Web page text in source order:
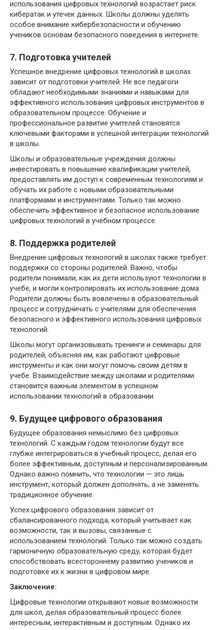
использования цифровых технологий возрастает риск
кибератак и утечек данных. Школы должны уделять
особое внимание кибербезопасности и обучению
учеников основам безопасного поведения в интернете.
7. Подготовка учителей
Успешное внедрение цифровых технологий в школах
зависит от подготовки учителей. Не все педагоги
обладают необходимыми знаниями и навыками для
эффективного использования цифровых инструментов в
образовательном процессе. Обучение и
профессиональное развитие учителей становятся
ключевыми факторами в успешной интеграции технологий
в школы.
Школы и образовательные учреждения должны
инвестировать в повышение квалификации учителей,
предоставлять им доступ к современным технологиям и
обучать их работе с новыми образовательными
платформами и инструментами. Только так можно
обеспечить эффективное и безопасное использование
цифровых технологий в учебном процессе.
8. Поддержка родителей
Внедрение цифровых технологий в школах также требует
поддержки со стороны родителей. Важно, чтобы
родители понимали, как их дети используют технологии в
учебе, и могли контролировать их использование дома.
Родители должны быть вовлечены в образовательный
процесс и сотрудничать с учителями для обеспечения
безопасного и эффективного использования цифровых
технологий.
Школы могут организовывать тренинги и семинары для
родителей, объясняя им, как работают цифровые
инструменты и как они могут помочь своим детям в
учебе. Взаимодействие между школами и родителями
становится важным элементом в успешном
использовании технологий в образовании.
9. Будущее цифрового образования
Будущее образования немыслимо без цифровых
технологий. С каждым годом технологии будут все
глубже интегрироваться в учебный процесс, делая его
более эффективным, доступным и персонализированным.
Однако важно помнить, что технологии — это лишь
инструмент, который должен дополнять, а не заменять
традиционное обучение.
Успех цифрового образования зависит от
сбалансированного подхода, который учитывает как
возможности, так и вызовы, связанные с
использованием технологий. Только так можно создать
гармоничную образовательную среду, которая будет
способствовать всестороннему развитию учеников и
подготовке их к жизни в цифровом мире.
Заключение:
Цифровые технологии открывают новые возможности
для школ, делая образовательный процесс более
интересным, интерактивным и доступным. Однако их